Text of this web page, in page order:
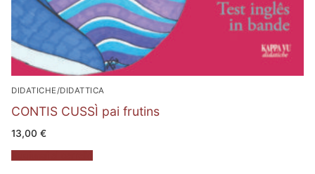
DIDATICHE/DIDATTICA
CONTIS CUSSÌ pai frutins
13,00 €